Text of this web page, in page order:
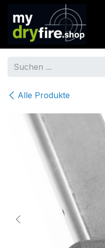
Alle Produkte